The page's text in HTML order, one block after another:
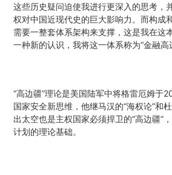
这些历史疑问迫使我进行更深入的思考，
权对中国近现代史的巨大影响力。而构成
需要一整套体系架构来支撑，这是我在这
一种新的认识，我将这一体系称为“金融高
“高边疆”理论是美国陆军中将格雷厄姆于
国家安全新思维，他继马汉的“海权论”和
出太空也是主权国家必须捍卫的“高边疆”
计划的理论基础。